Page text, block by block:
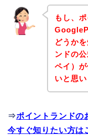
もし、
どうか
ンドの
ペイ）
いと思
⇒ポイントランド
今すぐ知りたい方は